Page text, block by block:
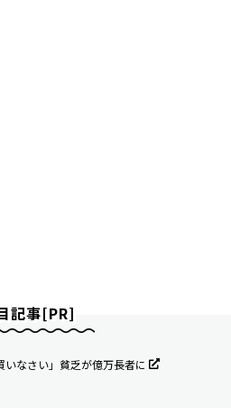
記事[PR]
いなさい」貧乏が億万長者に